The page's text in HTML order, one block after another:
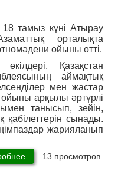
- пятница с
18.00
тамыз күні Атырау
орталықта
ойыны өтті.
Қазақстан
аймақтық
мен жастар
арқылы әртүрлі
танысып, зейін,
сынады.
жарияланып
ЭтноGame.
13 просмотров